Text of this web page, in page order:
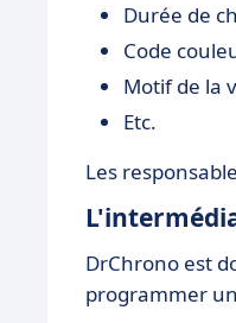
Durée de
Code
Motif de la
Etc.
Les
DrChrono est
programmer